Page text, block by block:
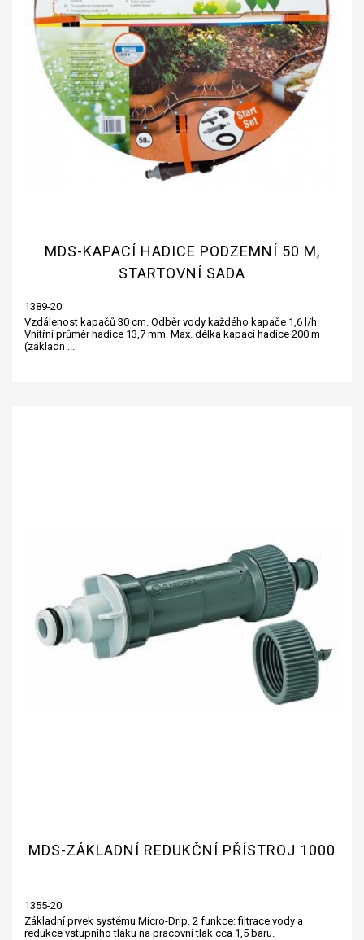
MDS-KAPACÍ HADICE PODZEMNÍ 50 M,
STARTOVNÍ SADA
1389-20
Vzdálenost kapačů 30 cm. Odběr vody každého kapače 1,6 l/h.
Vnitřní průměr hadice 13,7 mm. Max. délka kapací hadice 200 m
(základn ...
MDS-ZÁKLADNÍ REDUKČNÍ PŘÍSTROJ 1000
1355-20
Základní prvek systému Micro-Drip. 2 funkce: filtrace vody a
redukce vstupního tlaku na pracovní tlak cca 1,5 baru.